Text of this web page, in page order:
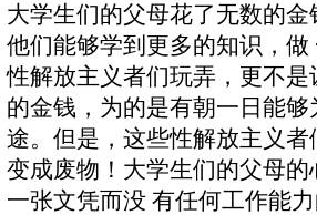
大学生们的父母花了无数的
他们能够学到更多的知识，
性解放主义者们玩弄，更不
的金钱，为的是有朝一日能
途。但是，这些性解放主义
变成废物！大学生们的父母
一张文凭而没 有任何工作能